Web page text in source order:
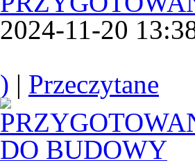
2024-11-20
) | Przeczytane